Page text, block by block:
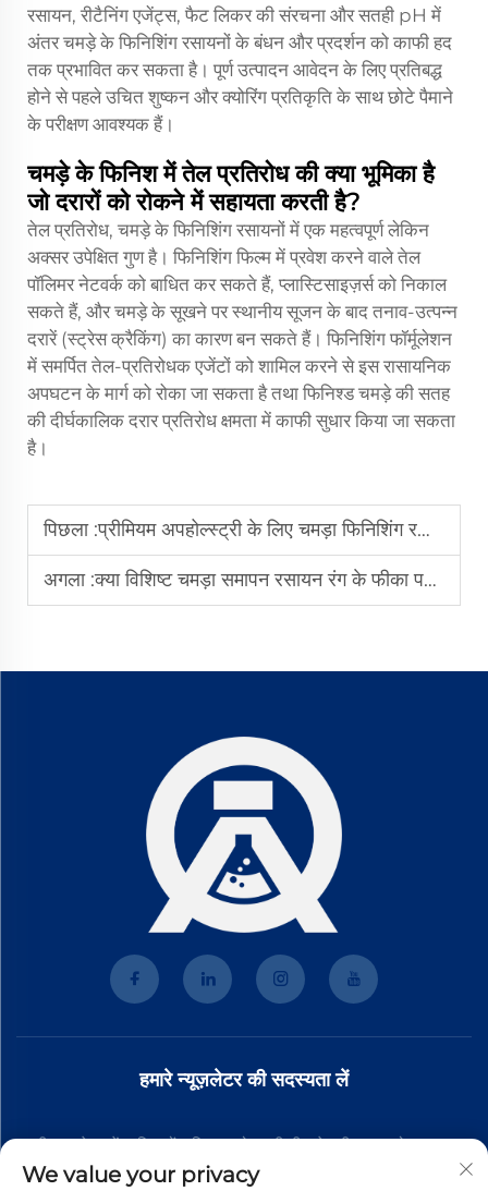
रसायन, रीटैनिंग एजेंट्स, फैट लिकर की संरचना और सतही pH में
अंतर चमड़े के फिनिशिंग रसायनों के बंधन और प्रदर्शन को काफी हद
तक प्रभावित कर सकता है। पूर्ण उत्पादन आवेदन के लिए प्रतिबद्ध
होने से पहले उचित शुष्कन और क्योरिंग प्रतिकृति के साथ छोटे पैमाने
के परीक्षण आवश्यक हैं।
चमड़े के फिनिश में तेल प्रतिरोध की क्या भूमिका है
जो दरारों को रोकने में सहायता करती है?
तेल प्रतिरोध, चमड़े के फिनिशिंग रसायनों में एक महत्वपूर्ण लेकिन
अक्सर उपेक्षित गुण है। फिनिशिंग फिल्म में प्रवेश करने वाले तेल
पॉलिमर नेटवर्क को बाधित कर सकते हैं, प्लास्टिसाइज़र्स को निकाल
सकते हैं, और चमड़े के सूखने पर स्थानीय सूजन के बाद तनाव-उत्पन्न
दरारें (स्ट्रेस क्रैकिंग) का कारण बन सकते हैं। फिनिशिंग फॉर्मूलेशन
में समर्पित तेल-प्रतिरोधक एजेंटों को शामिल करने से इस रासायनिक
अपघटन के मार्ग को रोका जा सकता है तथा फिनिश्ड चमड़े की सतह
की दीर्घकालिक दरार प्रतिरोध क्षमता में काफी सुधार किया जा सकता
है।
पिछला :प्रीमियम अपहोल्स्ट्री के लिए चमड़ा फिनिशिंग रसायन क्यों महत्वपूर्ण हैं?
अगला :क्या विशिष्ट चमड़ा समापन रसायन रंग के फीका पड़ने की समस्याओं का समाधान कर सकते हैं?
हमारे न्यूज़लेटर की सदस्यता लें
हमारी न्यूज़लेटर में शामिल हों ताकि आपको हमारी टीम से नवीनतम उद्योग समाचार,
अपडेट और अंतर्दृष्टि प्राप्त हो।
We value your privacy